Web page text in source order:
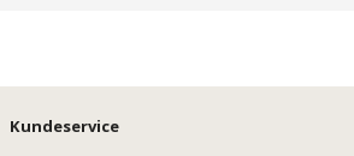
Kundeservice